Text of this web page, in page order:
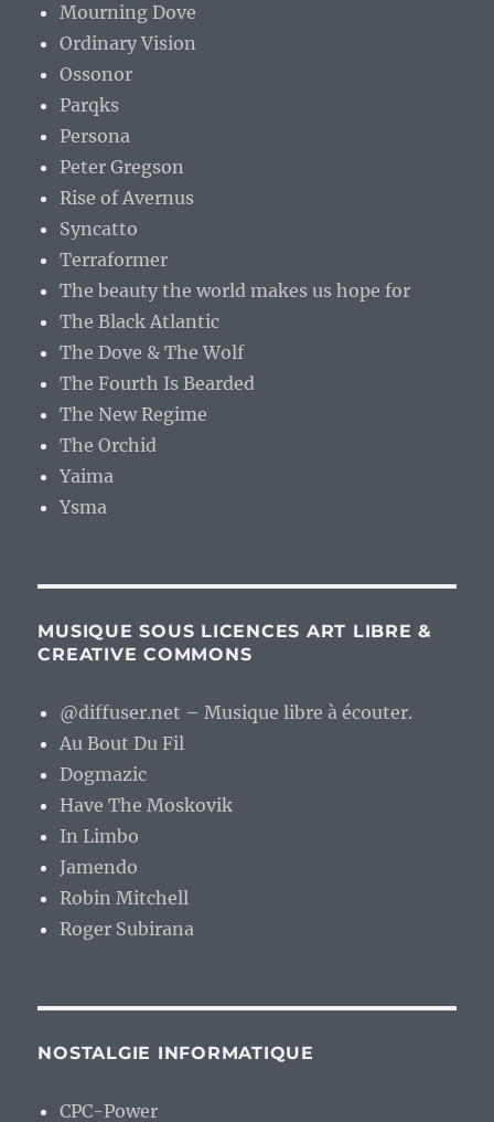
Mourning Dove
Ordinary Vision
Ossonor
Parqks
Persona
Peter Gregson
Rise of Avernus
Syncatto
Terraformer
The beauty the world makes us hope for
The Black Atlantic
The Dove & The Wolf
The Fourth Is Bearded
The New Regime
The Orchid
Yaima
Ysma
MUSIQUE SOUS LICENCES ART LIBRE &
CREATIVE COMMONS
@diffuser.net – Musique libre à écouter.
Au Bout Du Fil
Dogmazic
Have The Moskovik
In Limbo
Jamendo
Robin Mitchell
Roger Subirana
NOSTALGIE INFORMATIQUE
CPC-Power